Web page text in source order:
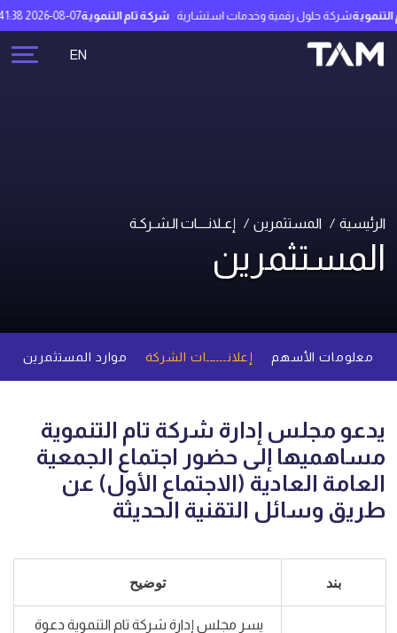
شركة حلول رقمية وخدمات استشارية شركة تام التنموية2026-08-07 00:41:38
EN
الرئيسية المستثمرين إعـلانــــات الـشـركـة
المستثمرين
معلومات الأسهم إعلانــــــات الشركة موارد المستثمرين
يدعو مجلس إدارة شركة تام التنموية
مساهميها إلى حضور اجتماع الجمعية
العامة العادية (الاجتماع الأول) عن
طريق وسائل التقنية الحديثة
بند توضيح
يسر مجلس إدارة شركة تام التنموية دعوة